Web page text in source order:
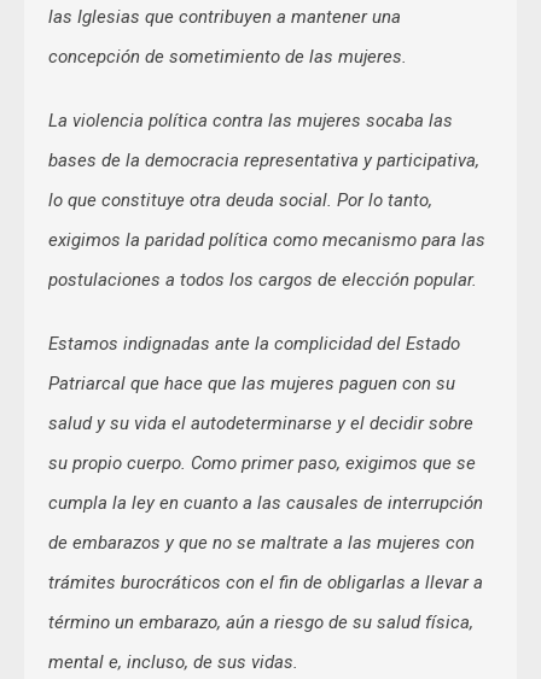
las Iglesias que contribuyen a mantener una
concepción de sometimiento de las mujeres.
La violencia política contra las mujeres socaba las
bases de la democracia representativa y participativa,
lo que constituye otra deuda social. Por lo tanto,
exigimos la paridad política como mecanismo para las
postulaciones a todos los cargos de elección popular.
Estamos indignadas ante la complicidad del Estado
Patriarcal que hace que las mujeres paguen con su
salud y su vida el autodeterminarse y el decidir sobre
su propio cuerpo. Como primer paso, exigimos que se
cumpla la ley en cuanto a las causales de interrupción
de embarazos y que no se maltrate a las mujeres con
trámites burocráticos con el fin de obligarlas a llevar a
término un embarazo, aún a riesgo de su salud física,
mental e, incluso, de sus vidas.